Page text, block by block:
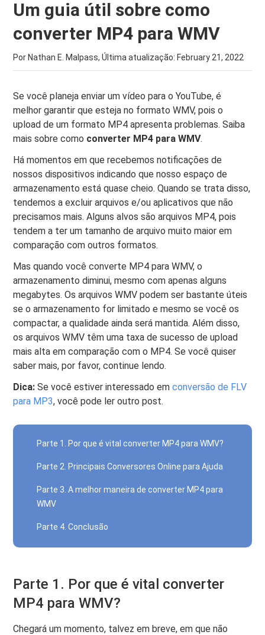
Um guia útil sobre como
converter MP4 para WMV
Por Nathan E. Malpass, Última atualização: February 21, 2022
Se você planeja enviar um vídeo para o YouTube, é
melhor garantir que esteja no formato WMV, pois o
upload de um formato MP4 apresenta problemas. Saiba
mais sobre como converter MP4 para WMV.
Há momentos em que recebemos notificações de
nossos dispositivos indicando que nosso espaço de
armazenamento está quase cheio. Quando se trata disso,
tendemos a excluir arquivos e/ou aplicativos que não
precisamos mais. Alguns alvos são arquivos MP4, pois
tendem a ter um tamanho de arquivo muito maior em
comparação com outros formatos.
Mas quando você converte MP4 para WMV, o
armazenamento diminui, mesmo com apenas alguns
megabytes. Os arquivos WMV podem ser bastante úteis
se o armazenamento for limitado e mesmo se você os
compactar, a qualidade ainda será mantida. Além disso,
os arquivos WMV têm uma taxa de sucesso de upload
mais alta em comparação com o MP4. Se você quiser
saber mais, por favor, continue lendo.
Dica: Se você estiver interessado emconversão de FLV
para MP3, você pode ler outro post.
Parte 1. Por que é vital converter MP4 para WMV?
Parte 2. Principais Conversores Online para Ajuda
Parte 3. A melhor maneira de converter MP4 para
WMV
Parte 4. Conclusão
Parte 1. Por que é vital converter
MP4 para WMV?
Chegará um momento, talvez em breve, em que não